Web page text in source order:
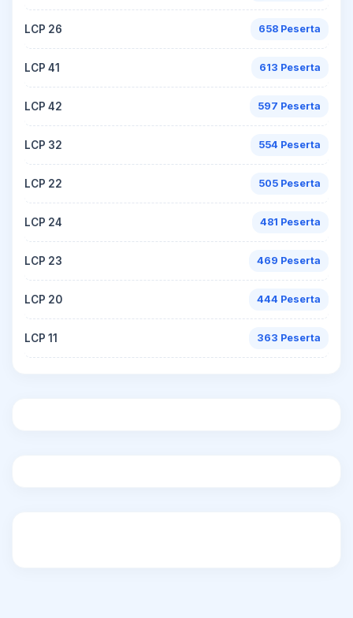
LCP 26 658 Peserta
LCP 41 613 Peserta
LCP 42 597 Peserta
LCP 32 554 Peserta
LCP 22 505 Peserta
LCP 24 481 Peserta
LCP 23 469 Peserta
LCP 20 444 Peserta
LCP 11 363 Peserta